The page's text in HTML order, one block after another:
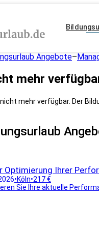
Angebote–
mehr
mehr verfügbar. Der
Optimierung Ihrer
•Köln•217 €
Sie Ihre aktuelle